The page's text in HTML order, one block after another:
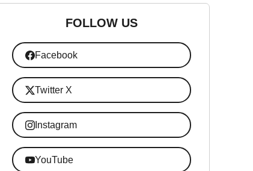
FOLLOW US
Facebook
Twitter X
Instagram
YouTube